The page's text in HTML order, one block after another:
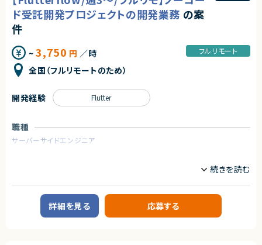
域に挑戦できます！
★週4リモート＆フレックスで柔軟な働き方が可能です！
★業務委託で参画後、正社員としての採用についても前向きな企業様です！
これまでに受講⽣ 15万名以上、クライアント 1000 社以上に研修を提供し
てきた実績がございます。
【業務概要】
個社向け企業研修のメイン講師業務またはサポーター業務。講義はメイン
講師とサポート役の講師により進行。
まずはサポート役として参画し、業務に慣れてきたらメイン講師としてご登
壇いただきます。
・稼働日数：シフト制/毎月変動有
※前月/前々月に翌月の稼働可能日時を回収
ます。
・稼働時間帯：平日日中（9:30~17:30）
- 受講者からの質問の対応や、トラブルが発生した受講生に対してサポート
を行います。
- グループワークなどを行う際に、進捗の確認や技術的なアドバイスを行い
ド受託開発プロジェクトの開発業務 の案
件
~3,750 円 ／時
全国（フルリモートのため）
フルリモート
職種
サーバーサイドエンジニア
ノーコード・ローコード開発に特化した受託企業です。
■案件概要
大手デベロッパーのビルに所属する従業員向けのアプリや、ECサイトのサブ
スクリプションの開発
開発経験 Flutter
詳細を見る 応募する